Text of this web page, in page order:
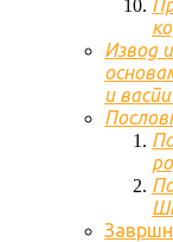
Извод
и